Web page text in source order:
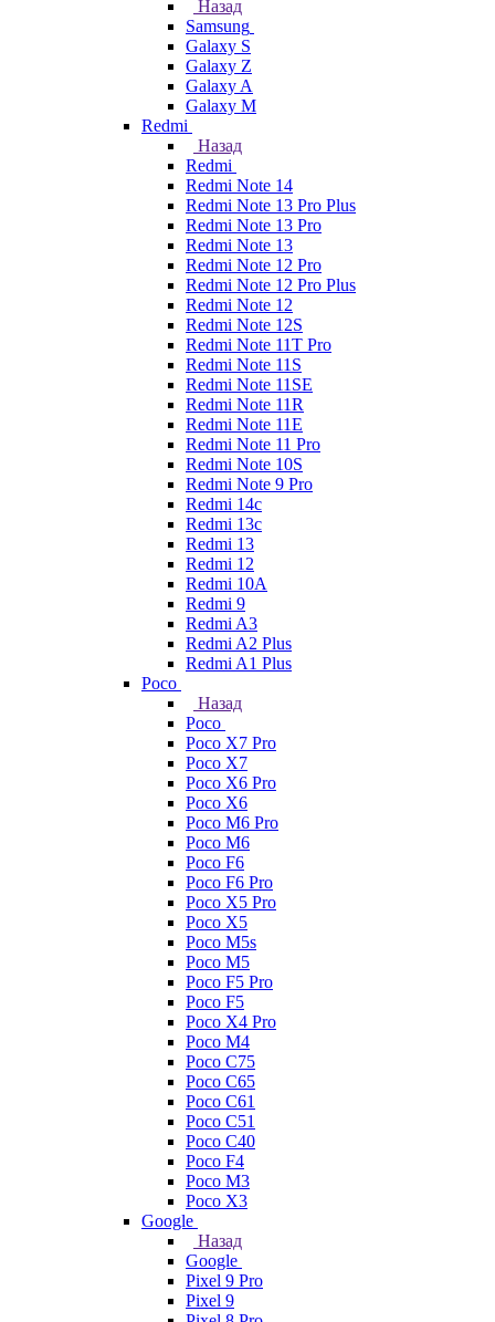
Назад
Samsung
Galaxy S
Galaxy Z
Galaxy A
Galaxy M
Redmi
Назад
Redmi
Redmi Note 14
Redmi Note 13 Pro Plus
Redmi Note 13 Pro
Redmi Note 13
Redmi Note 12 Pro
Redmi Note 12 Pro Plus
Redmi Note 12
Redmi Note 12S
Redmi Note 11T Pro
Redmi Note 11S
Redmi Note 11SE
Redmi Note 11R
Redmi Note 11E
Redmi Note 11 Pro
Redmi Note 10S
Redmi Note 9 Pro
Redmi 14c
Redmi 13c
Redmi 13
Redmi 12
Redmi 10A
Redmi 9
Redmi A3
Redmi A2 Plus
Redmi A1 Plus
Poco
Назад
Poco
Poco X7 Pro
Poco X7
Poco X6 Pro
Poco X6
Poco M6 Pro
Poco M6
Poco F6
Poco F6 Pro
Poco X5 Pro
Poco X5
Poco M5s
Poco M5
Poco F5 Pro
Poco F5
Poco X4 Pro
Poco M4
Poco C75
Poco C65
Poco C61
Poco C51
Poco C40
Poco F4
Poco M3
Poco X3
Google
Назад
Google
Pixel 9 Pro
Pixel 9